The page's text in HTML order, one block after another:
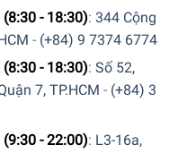
hiệu quả cho quần áo và
cho cả khối lượng lớn.
Dành cho quần áo làm
đều và không hư hại chất
- 18:30): 344 Cộng
- (+84) 9 7374 6774
- 18:30): Số 52,
7, TP.HCM - (+84) 3
- 22:00): L3-16a,